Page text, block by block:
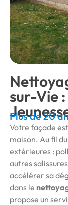
sur-Vie
Plus de 20
Votre façade
maison. Au fil
extérieures :
autres
accélérer sa
dans le
propose un